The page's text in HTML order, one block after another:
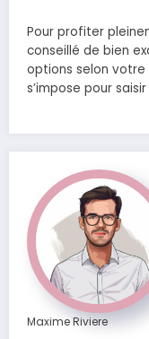
Pour profiter
conseillé de bien
options selon votre
s’impose pour
Maxime Riviere